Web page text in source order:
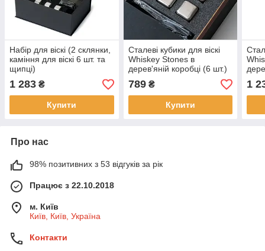
Набір для віскі (2 склянки,
каміння для віскі 6 шт. та
щипці)
1 283 ₴
Купити
Сталеві кубики для віскі
Whiskey Stones в
дерев'яній коробці (6 шт.)
789₴
Купити
1
Про нас
98% позитивних з 53 відгуків за рік
Працює з 22.10.2018
м. Київ
Київ, Київ, Україна
Контакти